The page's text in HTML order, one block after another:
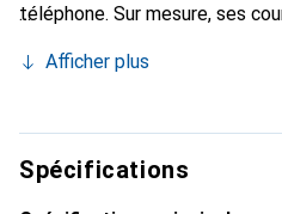
téléphone. Sur mesure, ses
indispensable pour votre
marque Noreve est un choix
exigeante.
Afficher plus
Spécifications